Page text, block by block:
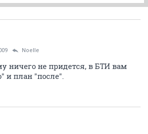
Noelle
ничего не придется, в БТИ вам
и план "после".